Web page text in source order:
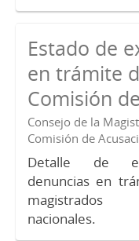
Estado de
en trámite
Comisión
Consejo de la
Comisión de
Detalle de
denuncias en
nacionales.